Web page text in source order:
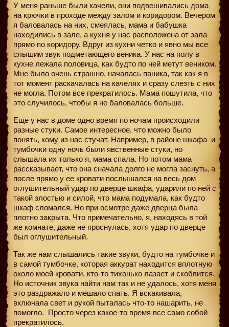
У меня раньше были качели, они подвешивались дома
на крючки в проходе между залом и коридором. Вечером
я баловалась на них, смеялась, мама и бабушка
находились в зале, а кухня у нас расположена от зала
прямо по коридору. Вдруг из кухни четко и явно мы все
слышим звук подметающего веника. У нас на полу в
кухне лежала половица, как будто по ней метут веником.
Мне было очень страшно, началась паника, так как я в
тот момент раскачалась на качелях и сразу слезть с них
не могла. Потом все прекратилось. Мама пошутила, что
это случилось, чтобы я не баловалась больше.
Еще у нас в доме одно время по ночам происходили
разные стуки. Самое интересное, что можно было
понять, кому из нас стучат. Например, в районе шкафа и
тумбочки одну ночь были явственные стуки, но
слышала их только я, мама спала. Но потом мама
рассказывает, что она сначала долго не могла заснуть, а
после прямо у ее кровати послышался на весь дом
оглушительный удар по дверце шкафа, ударили по ней с
такой злостью и силой, что мама подумала, как будто
шкаф сломался. Но при осмотре даже дверца была
плотно закрыта. Что примечательно, я, находясь в той
же комнате, даже не проснулась, хотя удар по дверце
был оглушительный.
Так же нам слышались такие звуки, будто на тумбочке и
в самой тумбочке, которая аккурат находится вплотную
около моей кровати, кто-то тихонько лазает и скоблится.
Но источник звука найти нам так и не удалось, хотя меня
это раздражало и мешало спать. Я вскакивала,
включала свет и рукой пыталась что-то нашарить, не
помогло. Просто через какое-то время все само собой
прекратилось.